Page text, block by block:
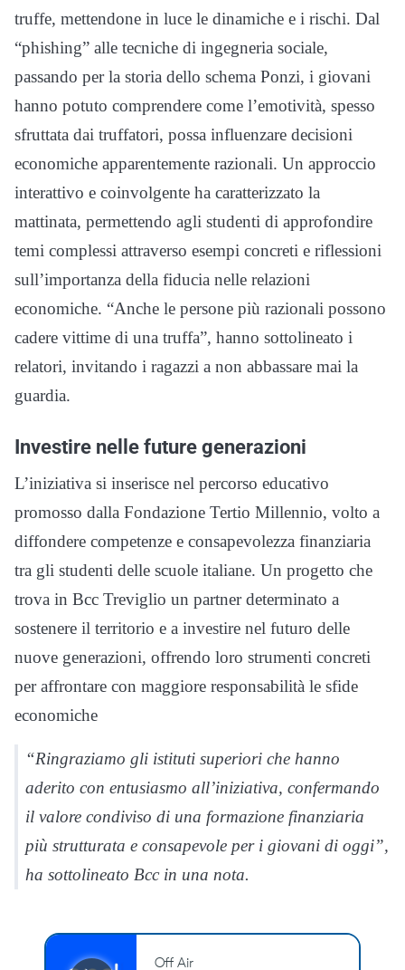
truffe, mettendone in luce le dinamiche e i rischi. Dal
“phishing” alle tecniche di ingegneria sociale,
passando per la storia dello schema Ponzi, i giovani
hanno potuto comprendere come l’emotività, spesso
sfruttata dai truffatori, possa influenzare decisioni
economiche apparentemente razionali. Un approccio
interattivo e coinvolgente ha caratterizzato la
mattinata, permettendo agli studenti di approfondire
temi complessi attraverso esempi concreti e riflessioni
sull’importanza della fiducia nelle relazioni
economiche. “Anche le persone più razionali possono
cadere vittime di una truffa”, hanno sottolineato i
relatori, invitando i ragazzi a non abbassare mai la
guardia.
Investire nelle future generazioni
L’iniziativa si inserisce nel percorso educativo
promosso dalla Fondazione Tertio Millennio, volto a
diffondere competenze e consapevolezza finanziaria
tra gli studenti delle scuole italiane. Un progetto che
trova in Bcc Treviglio un partner determinato a
sostenere il territorio e a investire nel futuro delle
nuove generazioni, offrendo loro strumenti concreti
per affrontare con maggiore responsabilità le sfide
economiche
“Ringraziamo gli istituti superiori che hanno
aderito con entusiasmo all’iniziativa, confermando
il valore condiviso di una formazione finanziaria
più strutturata e consapevole per i giovani di oggi”,
ha sottolineato Bcc in una nota.